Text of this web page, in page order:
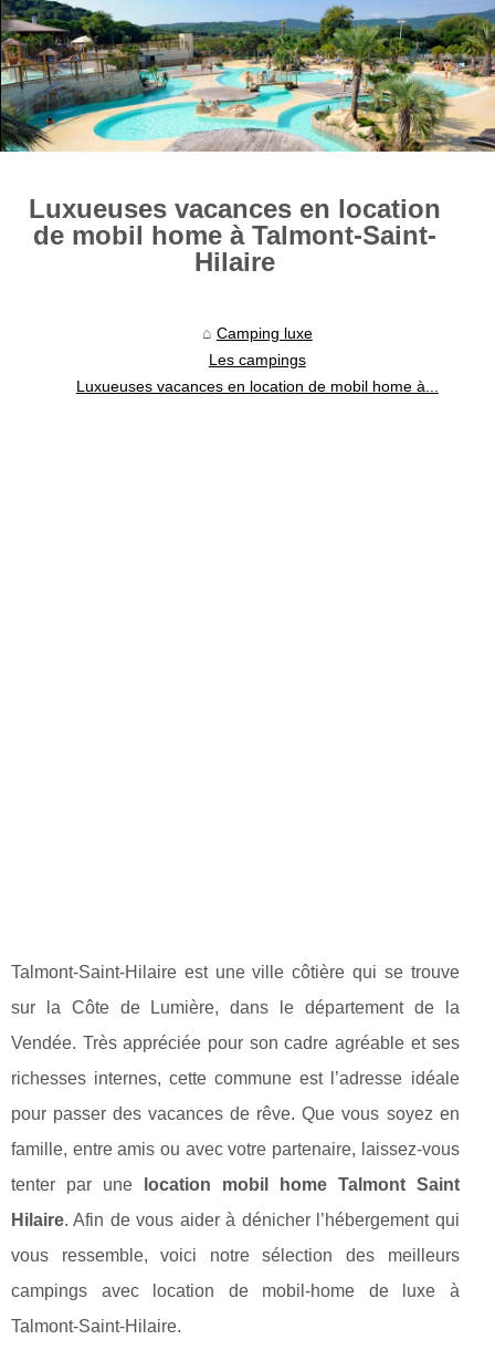
Luxueuses vacances en location
de mobil home à Talmont-Saint-
Hilaire
Camping luxe
Les campings
Luxueuses vacances en location de mobil home à...
Talmont-Saint-Hilaire est une ville côtière qui se trouve
sur la Côte de Lumière, dans le département de la
Vendée. Très appréciée pour son cadre agréable et ses
richesses internes, cette commune est l’adresse idéale
pour passer des vacances de rêve. Que vous soyez en
famille, entre amis ou avec votre partenaire, laissez-vous
tenter par une
location mobil home Talmont Saint
Hilaire. Afin de vous aider à dénicher l’hébergement qui
vous ressemble, voici notre sélection des meilleurs
campings avec location de mobil-home de luxe à
Talmont-Saint-Hilaire.